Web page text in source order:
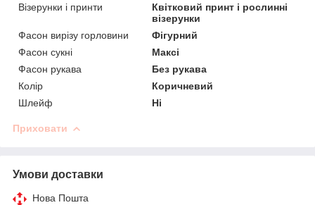
Візерунки і принти
Квітковий принт і рослинні
візерунки
Фасон вирізу горловини
Фігурний
Фасон сукні
Максі
Фасон рукава
Без рукава
Колір
Коричневий
Шлейф
Ні
Приховати
Умови доставки
Нова Пошта